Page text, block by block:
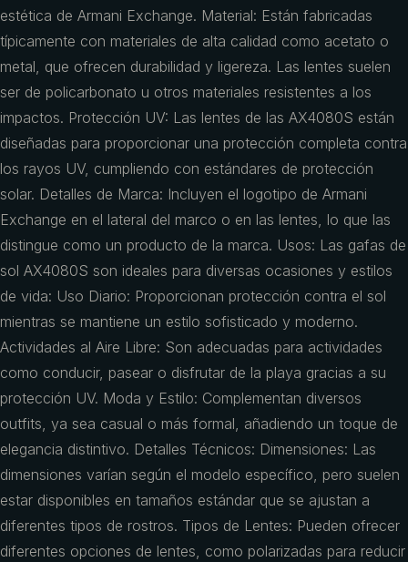
estética de Armani Exchange. Material: Están fabricadas
típicamente con materiales de alta calidad como acetato o
metal, que ofrecen durabilidad y ligereza. Las lentes suelen
ser de policarbonato u otros materiales resistentes a los
impactos. Protección UV: Las lentes de las AX4080S están
diseñadas para proporcionar una protección completa contra
los rayos UV, cumpliendo con estándares de protección
solar. Detalles de Marca: Incluyen el logotipo de Armani
Exchange en el lateral del marco o en las lentes, lo que las
distingue como un producto de la marca. Usos: Las gafas de
sol AX4080S son ideales para diversas ocasiones y estilos
de vida: Uso Diario: Proporcionan protección contra el sol
mientras se mantiene un estilo sofisticado y moderno.
Actividades al Aire Libre: Son adecuadas para actividades
como conducir, pasear o disfrutar de la playa gracias a su
protección UV. Moda y Estilo: Complementan diversos
outfits, ya sea casual o más formal, añadiendo un toque de
elegancia distintivo. Detalles Técnicos: Dimensiones: Las
dimensiones varían según el modelo específico, pero suelen
estar disponibles en tamaños estándar que se ajustan a
diferentes tipos de rostros. Tipos de Lentes: Pueden ofrecer
diferentes opciones de lentes, como polarizadas para reducir